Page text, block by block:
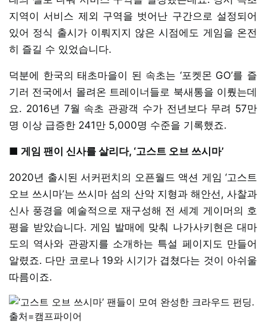
지역이 서비스 제외 구역을 벗어난 구간으로 설정되어
있어 정식 출시가 이뤄지지 않은 시점에도 게임을 온전
히 즐길 수 있었습니다.
덕분에 한국의 태초마을이 된 속초는 ‘포켓몬 GO’를 즐
기러 전국에서 몰려온 트레이너들로 북새통을 이뤘는데
요. 2016년 7월 속초 관광객 수가 전년보다 무려 57만
명 이상 급증한 241만 5,000명 수준을 기록했죠.
■ 게임 팬이 신사를 살리다, ‘고스트 오브 쓰시마’
2020년 출시된 서커펀치의 오픈월드 액션 게임 ‘고스트
오브 쓰시마’는 쓰시마 섬의 산악 지형과 해안선, 사찰과
신사 풍경을 예술적으로 재구성해 전 세계 게이머의 호
평을 받았습니다. 게임 발매에 맞춰 나가사키현은 대마
도의 역사와 관광지를 소개하는 특설 페이지도 만들어
알렸죠. 다만 코로나 19와 시기가 겹쳤다는 것이 아쉬울
따름이죠.